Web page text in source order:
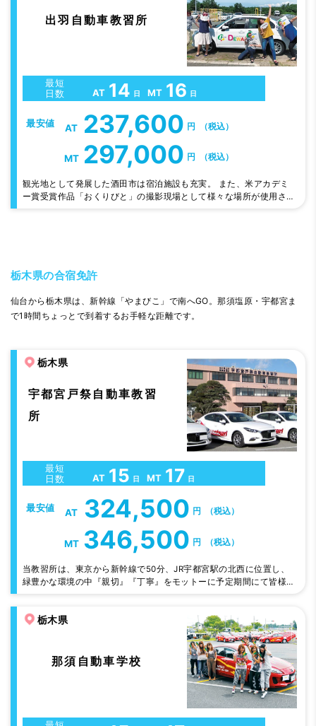
出羽自動車教習所
最短
日数
AT 14 日 MT 16 日
最安値 AT 237,600 円 （税込）
MT 297,000 円 （税込）
観光地として発展した酒田市は宿泊施設も充実。 また、米アカデミ
ー賞受賞作品「おくりびと」の撮影現場として様々な場所が使用され
栃木県の合宿免許
仙台から栃木県は、新幹線「やまびこ」で南へGO。那須塩原・宇都宮ま
で1時間ちょっとで到着するお手軽な距離です。
栃木県
宇都宮戸祭自動車教習
所
最短
日数
AT 15 日 MT 17 日
最安値 AT 324,500 円 （税込）
MT 346,500 円 （税込）
当教習所は、東京から新幹線で50分、JR宇都宮駅の北西に位置し、
緑豊かな環境の中『親切』『丁寧』をモットーに予定期間にて皆様が
栃木県
那須自動車学校